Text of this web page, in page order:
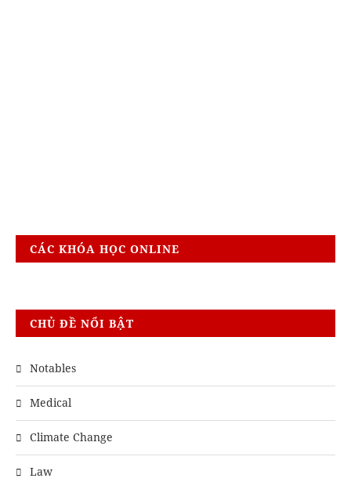
CÁC KHÓA HỌC ONLINE
CHỦ ĐỀ NỔI BẬT
Notables
Medical
Climate Change
Law